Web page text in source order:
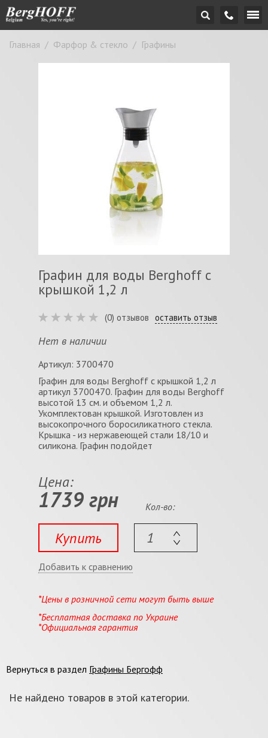
Главная / Фарфор & стекло / Графины
Графин для воды Berghoff с
крышкой 1,2 л
(0) отзывов оставить отзыв
Нет в наличии
Артикул: 3700470
Графин для воды Berghoff с крышкой 1,2 л
артикул 3700470. Графин для воды Berghoff
высотой 13 см. и объемом 1,2 л.
Укомплектован крышкой. Изготовлен из
высокопрочного боросиликатного стекла.
Крышка - из нержавеющей стали 18/10 и
силикона. Графин подойдет
Цена:
1739 грн
Купить
Кол-во:
Добавить к сравнению
*Цены в розничной сети могут быть выше
*Бесплатная доставка по Украине
*Официальная гарантия
Вернуться в раздел Графины Бергофф
Не найдено товаров в этой категории.